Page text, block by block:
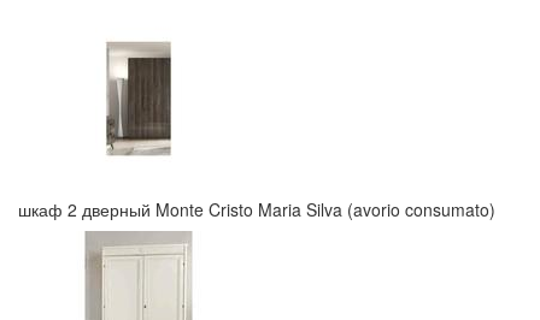
шкаф 2 дверный Monte Cristo Maria Silva (avorio consumato)